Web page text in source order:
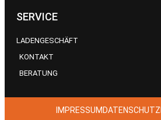
SERVICE
LADENGESCHÄFT
KONTAKT
BERATUNG
IMPRESSUM